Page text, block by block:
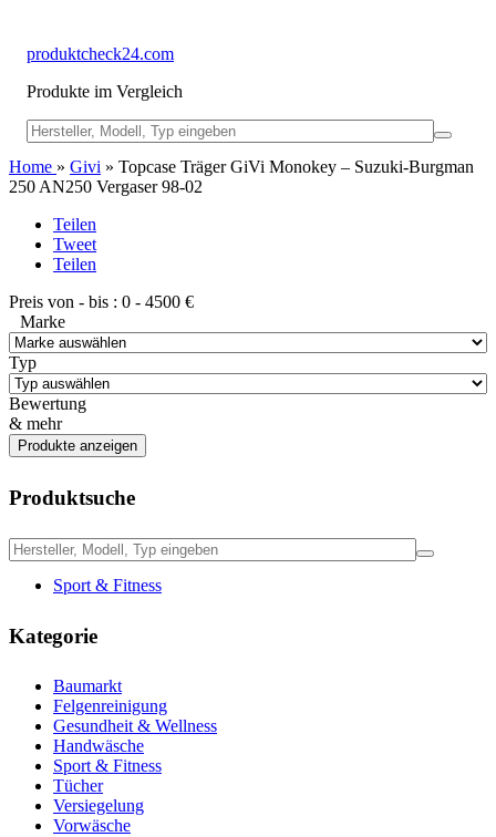
produktcheck24.com
Produkte im Vergleich
Home » Givi » Topcase Träger GiVi Monokey – Suzuki-Burgman
250 AN250 Vergaser 98-02
Teilen
Tweet
Teilen
Preis von - bis : 0 - 4500 €
Marke
Typ
Bewertung
& mehr
Produktsuche
Sport & Fitness
Kategorie
Baumarkt
Felgenreinigung
Gesundheit & Wellness
Handwäsche
Sport & Fitness
Tücher
Versiegelung
Vorwäsche